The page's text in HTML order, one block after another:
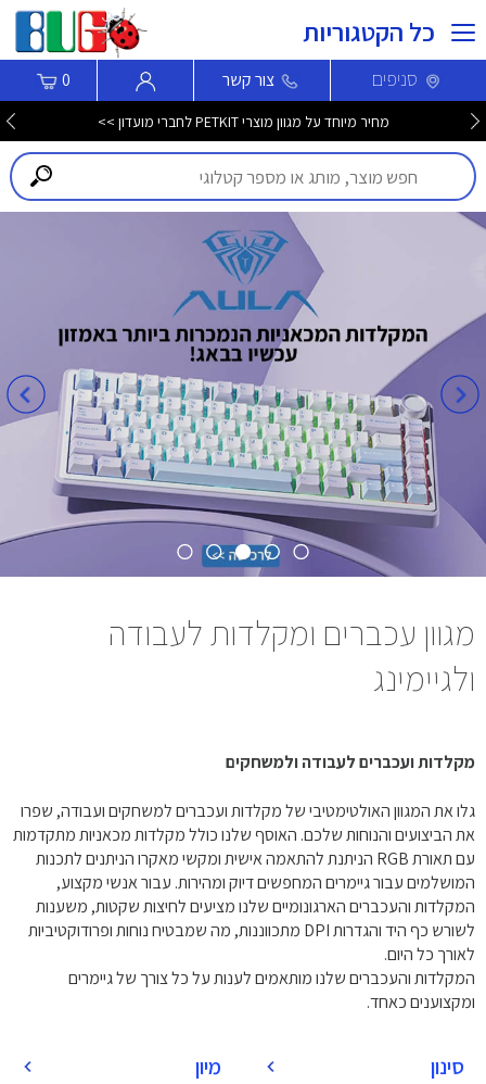
כל הקטגוריות
סניפים צור קשר 0
מחיר מיוחד על מגוון מוצרי PETKIT לחברי מועדון >>
מגוון עכברים ומקלדות לעבודה
ולגיימינג
מקלדות ועכברים לעבודה ולמשחקים
גלו את המגוון האולטימטיבי של מקלדות ועכברים למשחקים ועבודה, שפרו
את הביצועים והנוחות שלכם. האוסף שלנו כולל מקלדות מכאניות מתקדמות
עם תאורת RGB הניתנת להתאמה אישית ומקשי מאקרו הניתנים לתכנות
המושלמים עבור גיימרים המחפשים דיוק ומהירות. עבור אנשי מקצוע,
המקלדות והעכברים הארגונומיים שלנו מציעים לחיצות שקטות, משענות
לשורש כף היד והגדרות DPI מתכווננות, מה שמבטיח נוחות ופרודוקטיביות
לאורך כל היום.
המקלדות והעכברים שלנו מותאמים לענות על כל צורך של גיימרים
ומקצוענים כאחד.
סינון מיון